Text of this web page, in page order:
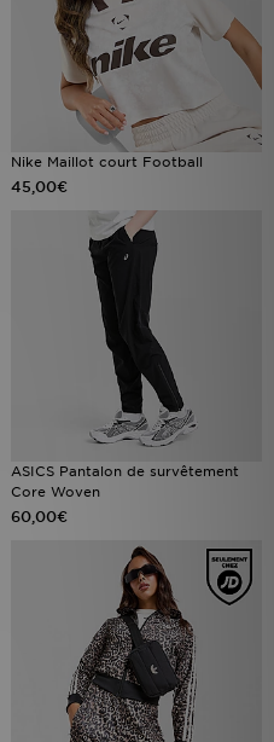
Nike Maillot court Football
45,00€
ASICS Pantalon de survêtement
Core Woven
60,00€